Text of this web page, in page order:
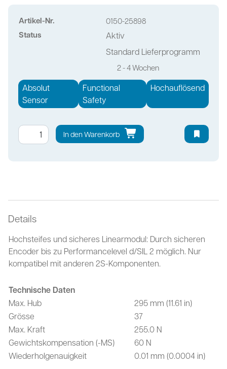
Artikel-Nr. 0150-25898
Status
Aktiv
Standard Lieferprogramm
2 - 4 Wochen
Absolut
Sensor
Functional
Safety
Hochauflösend
In den Warenkorb
Details
Hochsteifes und sicheres Linearmodul: Durch sicheren
Encoder bis zu Performancelevel d/SIL 2 möglich. Nur
kompatibel mit anderen 2S-Komponenten.
Technische Daten
Max. Hub
295 mm (11.61 in)
Grösse
37
Max. Kraft
255.0 N
Gewichtskompensation (-MS)
60 N
Wiederholgenauigkeit
0.01 mm (0.0004 in)